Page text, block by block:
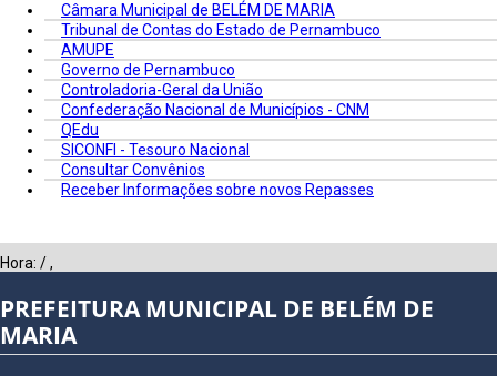
Câmara Municipal de BELÉM DE MARIA
Tribunal de Contas do Estado de Pernambuco
AMUPE
Governo de Pernambuco
Controladoria-Geral da União
Confederação Nacional de Municípios - CNM
QEdu
SICONFI - Tesouro Nacional
Consultar Convênios
Receber Informações sobre novos Repasses
Hora: /,
PREFEITURA MUNICIPAL DE BELÉM DE
MARIA